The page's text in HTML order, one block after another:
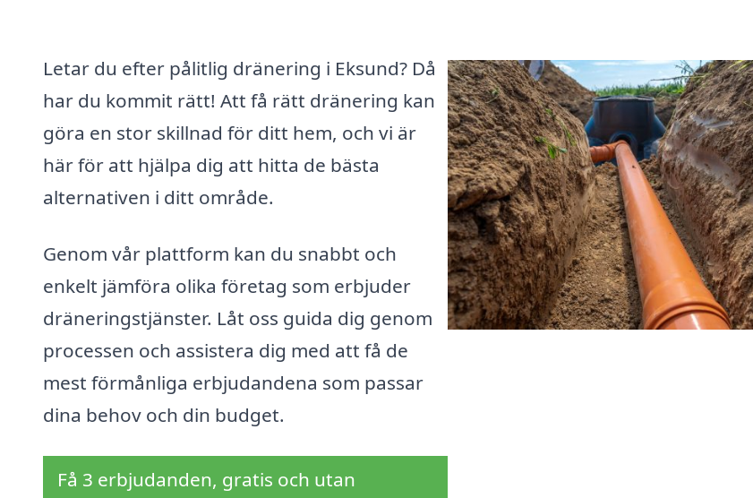
Letar du efter pålitlig dränering i Eksund? Då
har du kommit rätt! Att få rätt dränering kan
göra en stor skillnad för ditt hem, och vi är
här för att hjälpa dig att hitta de bästa
alternativen i ditt område.
Genom vår plattform kan du snabbt och
enkelt jämföra olika företag som erbjuder
dräneringstjänster. Låt oss guida dig genom
processen och assistera dig med att få de
mest förmånliga erbjudandena som passar
dina behov och din budget.
Få 3 erbjudanden, gratis och utan